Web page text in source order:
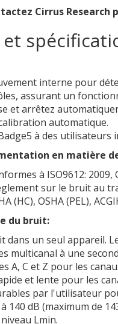
Cirrus Research
interne pour
assurant un
et arrêtez
automatique.
à des utilisateurs
en matière
à ISO9612:
sur le bruit au
(HC), OSHA (PEL),
du bruit:
dans un seul appareil.
multicanal à une
A, C et Z pour les
et lente pour les
par l'utilisateur
140 dB (maximum de
Lmin.